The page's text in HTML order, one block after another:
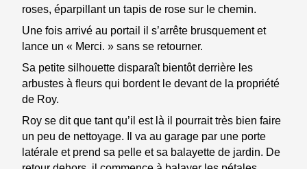
roses, éparpillant un tapis de rose sur le chemin.
Une fois arrivé au portail il s’arrête brusquement et
lance un « Merci. » sans se retourner.
Sa petite silhouette disparaît bientôt derrière les
arbustes à fleurs qui bordent le devant de la propriété
de Roy.
Roy se dit que tant qu’il est là il pourrait très bien faire
un peu de nettoyage. Il va au garage par une porte
latérale et prend sa pelle et sa balayette de jardin. De